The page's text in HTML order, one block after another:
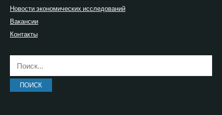
Новости экономических исследований
Вакансии
Контакты